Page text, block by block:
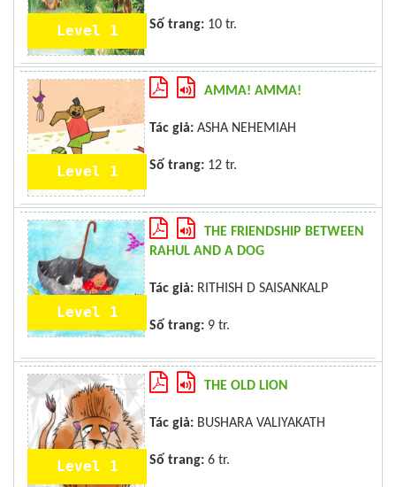
Level 1 Số trang: 10 tr.
Level 1
AMMA! AMMA!
Tác giả: ASHA NEHEMIAH
Số trang: 12 tr.
Level 1
THE FRIENDSHIP BETWEEN
RAHUL AND A DOG
Tác giả: RITHISH D SAISANKALP
Số trang: 9 tr.
Level 1
THE OLD LION
Tác giả: BUSHARA VALIYAKATH
Số trang: 6 tr.